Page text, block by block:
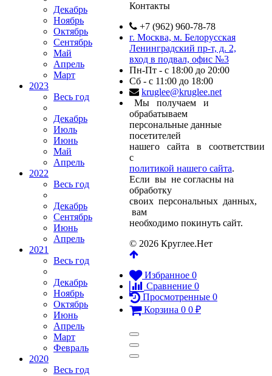
Декабрь
Ноябрь
Октябрь
Сентябрь
Май
Апрель
Март
2023
Весь год
Декабрь
Июль
Июнь
Май
Апрель
2022
Весь год
Декабрь
Сентябрь
Июнь
Апрель
2021
Весь год
Декабрь
Ноябрь
Октябрь
Июнь
Апрель
Март
Февраль
2020
Весь год
Контакты
+7 (962) 960-78-78
г. Москва, м. Белорусская
Ленинградский пр-т, д. 2,
вход в подвал, офис №3
Пн-Пт - с 18:00 до 20:00
Сб - с 11:00 до 18:00
kruglee@kruglee.net
Мы получаем и
обрабатываем
персональные данные
посетителей
нашего сайта в соответствии
с
политикой нашего сайта.
Если вы не согласны на
обработку
своих персональных данных,
вам
необходимо покинуть сайт.
© 2026 Круглее.Нет
Избранное 0
Сравнение 0
Просмотренные 0
Корзина 0 0 ₽